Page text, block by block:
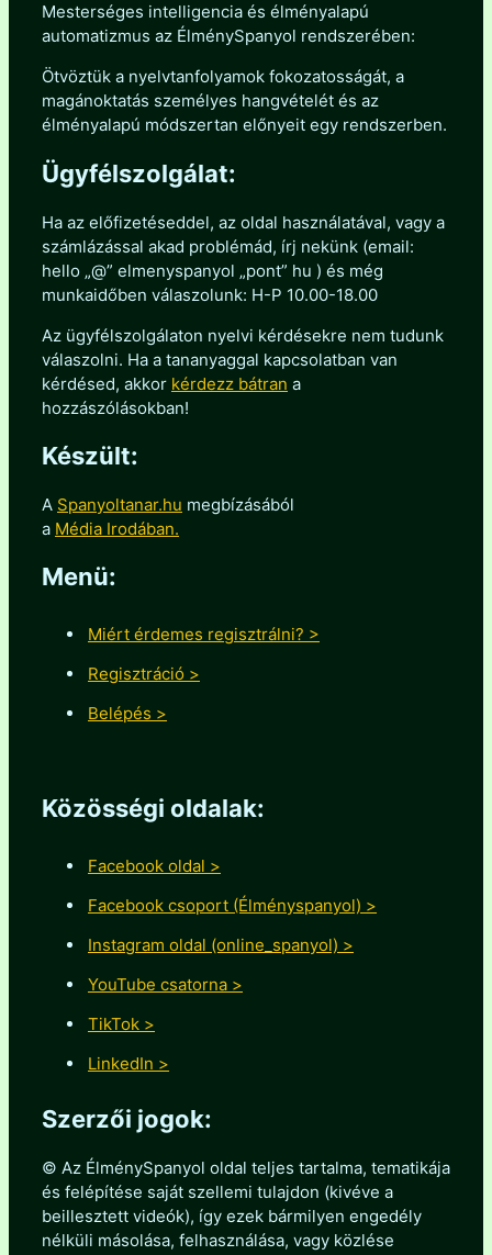
Mesterséges intelligencia és élményalapú
automatizmus az ÉlménySpanyol rendszerében:
Ötvöztük a nyelvtanfolyamok fokozatosságát, a
magánoktatás személyes hangvételét és az
élményalapú módszertan előnyeit egy rendszerben.
Ügyfélszolgálat:
Ha az előfizetéseddel, az oldal használatával, vagy a
számlázással akad problémád, írj nekünk (email:
hello „@” elmenyspanyol „pont” hu ) és még
munkaidőben válaszolunk: H-P 10.00-18.00
Az ügyfélszolgálaton nyelvi kérdésekre nem tudunk
válaszolni. Ha a tananyaggal kapcsolatban van
kérdésed, akkor kérdezz bátran a
hozzászólásokban!
Készült:
A Spanyoltanar.hu megbízásából
a Média Irodában.
Menü:
Miért érdemes regisztrálni? >
Regisztráció >
Belépés >
Közösségi oldalak:
Facebook oldal >
Facebook csoport (Élményspanyol) >
Instagram oldal (online_spanyol) >
YouTube csatorna >
TikTok >
LinkedIn >
Szerzői jogok:
© Az ÉlménySpanyol oldal teljes tartalma, tematikája
és felépítése saját szellemi tulajdon (kivéve a
beillesztett videók), így ezek bármilyen engedély
nélküli másolása, felhasználása, vagy közlése